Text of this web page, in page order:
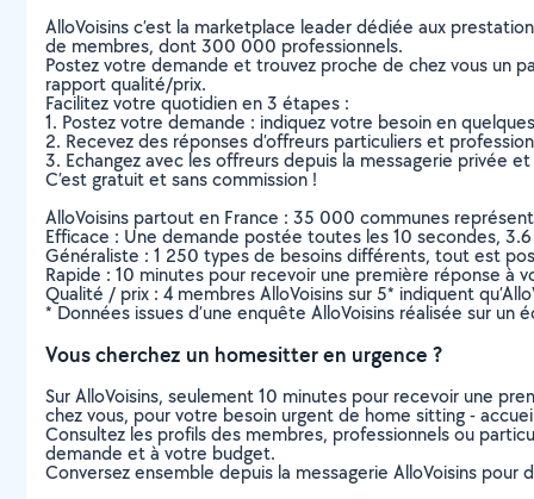
AlloVoisins c’est la marketplace leader dédiée aux
de membres, dont 300 000 professionnels.
Postez votre demande et trouvez proche de chez vous un
rapport qualité/prix.
Facilitez votre quotidien en 3 étapes :
1. Postez votre demande : indiquez votre besoin en
2. Recevez des réponses d’offreurs particuliers et
3. Echangez avec les offreurs depuis la messagerie privée
C’est gratuit et sans commission !
AlloVoisins partout en France : 35 000 communes
Efficace : Une demande postée toutes les 10 secondes,
Généraliste : 1 250 types de besoins différents, tout est
Rapide : 10 minutes pour recevoir une première réponse à
Qualité / prix : 4 membres AlloVoisins sur 5* indiquent
* Données issues d’une enquête AlloVoisins réalisée sur
Vous cherchez un homesitter en urgence ?
Sur AlloVoisins, seulement 10 minutes pour recevoir une
chez vous, pour votre besoin urgent de home sitting -
Consultez les profils des membres, professionnels ou
demande et à votre budget.
Conversez ensemble depuis la messagerie AlloVoisins